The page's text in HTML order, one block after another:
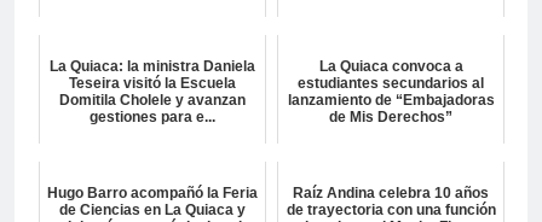
La Quiaca: la ministra Daniela
Teseira visitó la Escuela
Domitila Cholele y avanzan
gestiones para e...
La Quiaca convoca a
estudiantes secundarios al
lanzamiento de “Embajadoras
de Mis Derechos”
Hugo Barro acompañó la Feria
de Ciencias en La Quiaca y
Raíz Andina celebra 10 años
de trayectoria con una función